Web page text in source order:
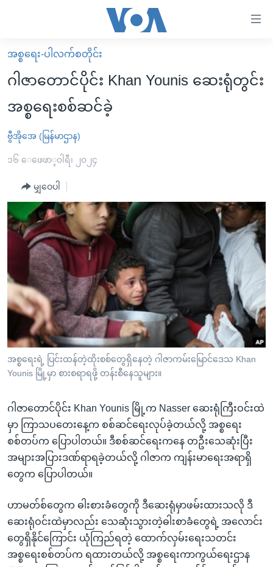
လွယ်ကူ
စေ
Link
များ
ပင်မ
ကျော်
ကြည့်
အ
ညွန်း
စာမျက်နှာ
ကျော်
ကြည့်
ရန်
ရန်
နေရာ
သို့
ကျော်
ရန်
မူလစာမျက်နှာ
မြန်မာ
ကမ္ဘာ့သတင်းများ
နိုင်ငံတကာ
အစ္စရေး-ပါလက်စတိုင်း
ဗွီဒီယို
သတင်းလွတ်လပ်ခွင့်
အင်္ဂလိပ်စာလေ့လာမယ်
အမေရိကန်သုံးအီဒီယံ
မကြေးမုံရဲ့ အင်္ဂလိပ်စာ
ရုပ်ရှင်ထဲက အင်္ဂလိပ်စာ
သုတပဒေသာ အင်္ဂလိပ်စာ
အပတ်စဉ်ကဏ္ဍများ
ရေဒီယို
ရေဒီယိုနှင့်ရုပ်သံ အချက်အလက်များ
ရေဒီယို/တီဗွီအစီအစဉ်
Learning English
ဗွီအိုအေ လူမှုကွန်ယက်များ
အစ္စရေး-ပါလက်စတိုင်း
ဂါဇာတောင်ပိုင်း Khan Younis ဆေးရုံတွင်း
အစ္စရေးစစ်ဆင်ခဲ့
ဗွီအိုအေ (မြန်မာဌာန)
၁၆ ေဖေဖာ္၀ါရီ၊ ၂၀၂၄
မျှဝေပါ
အစ္စရေးရဲ့ ပြင်းထန်တဲ့ထိုးစစ်တွေရှိနေတဲ့ ဂါဇာကမ်းမြောင်ဒေသ Khan
Younis မြို့မှာ စားစရာရဖို့ တန်းစီနေသူများ။
ဂါဇာတောင်ပိုင်း Khan Younis မြို့က Nasser ဆေးရုံကြီးဝင်းထဲ
မှာ ကြာသပတေးနေ့က စစ်ဆင်ရေးလုပ်ခဲ့တယ်လို့ အစ္စရေး
စစ်တပ်က ပြောပါတယ်။ ဒီစစ်ဆင်ရေးကနေ တဦးသေဆုံးပြီး
အများအပြားဒဏ်ရာရခဲ့တယ်လို့ ဂါဇာက ကျန်းမာရေးအရာရှိ
တွေက ပြောပါတယ်။
ဟာမတ်စ်တွေက ဓါးစားခံတွေကို ဒီဆေးရုံမှာဖမ်းထားသလို ဒီ
ဆေးရုံဝင်းထဲမှာလည်း သေဆုံးသွားတဲ့ဓါးစာခံတွေရဲ့ အလောင်း
တွေရှိနိုင်ကြောင်း ယုံကြည်ရတဲ့ ထောက်လှမ်းရေးသတင်း
အစ္စရေးစစ်တပ်က ရထားတယ်လို့ အစ္စရေးကာကွယ်ရေးဌာန